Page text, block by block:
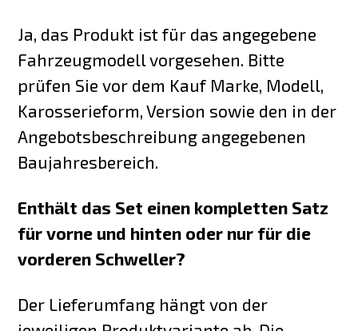
Ja, das Produkt ist für das angegebene
Fahrzeugmodell vorgesehen. Bitte
prüfen Sie vor dem Kauf Marke, Modell,
Karosserieform, Version sowie den in der
Angebotsbeschreibung angegebenen
Baujahresbereich.
Enthält das Set einen kompletten Satz
für vorne und hinten oder nur für die
vorderen Schweller?
Der Lieferumfang hängt von der